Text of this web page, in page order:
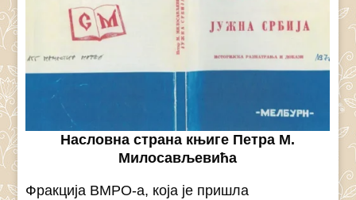
Насловна страна књиге Петра М.
Милосављевића
Фракција ВМРО-а, која је пришла